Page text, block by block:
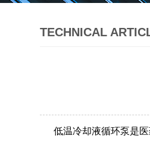
TECHNICAL
低温冷却液循环泵是